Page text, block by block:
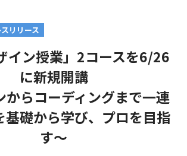
リリース
イン授業」2コースを6/26
に新規開講
からコーディングまで一連
基礎から学び、プロを目指
す～